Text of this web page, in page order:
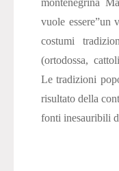
montenegrina
vuole
costumi
(ortodossa,
Le tradizioni
risultato della
fonti inesauribili